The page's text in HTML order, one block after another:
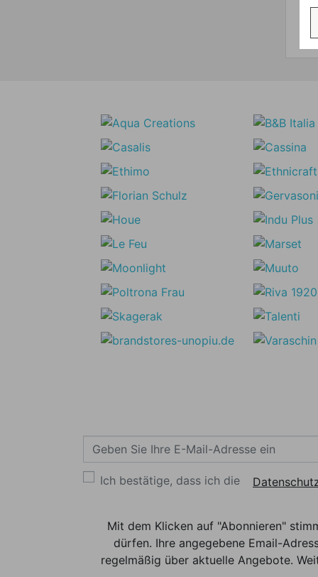
Ich bestätige, dass ich die
Mit dem Klicken auf "Abonnieren"
dürfen. Ihre angegebene Email-
regelmäßig über aktuelle Angebote.